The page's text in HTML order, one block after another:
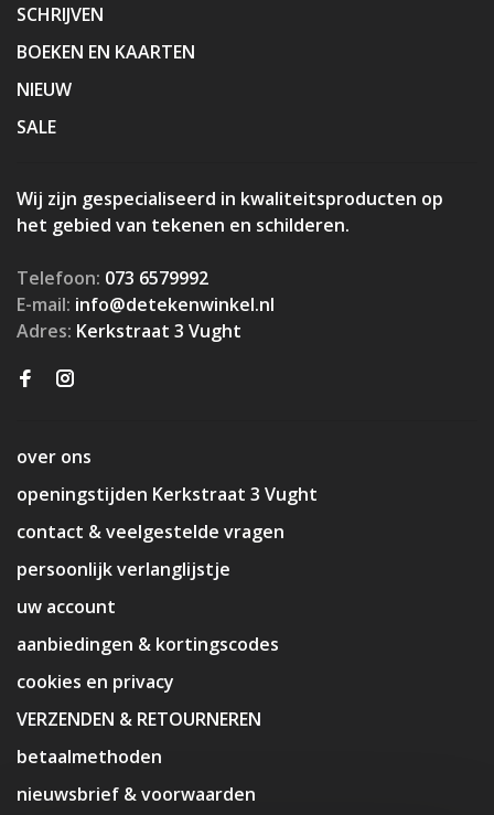
SCHRIJVEN
BOEKEN EN KAARTEN
NIEUW
SALE
Wij zijn gespecialiseerd in kwaliteitsproducten op
het gebied van tekenen en schilderen.
Telefoon: 073 6579992
E-mail: info@detekenwinkel.nl
Adres: Kerkstraat 3 Vught
over ons
openingstijden Kerkstraat 3 Vught
contact & veelgestelde vragen
persoonlijk verlanglijstje
uw account
aanbiedingen & kortingscodes
cookies en privacy
VERZENDEN & RETOURNEREN
betaalmethoden
nieuwsbrief & voorwaarden